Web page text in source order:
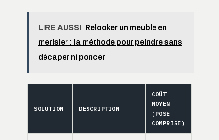
LIRE AUSSI
Relooker un meuble en
merisier : la méthode pour peindre sans
décaper ni poncer
SOLUTION DESCRIPTION
COÛT
MOYEN
(POSE
COMPRISE)